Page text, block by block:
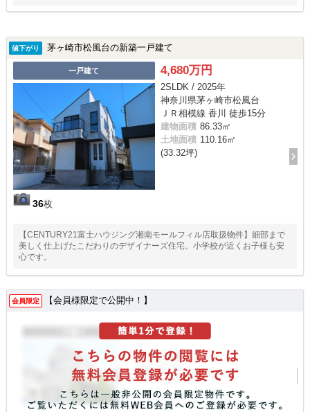
値下がり 茅ヶ崎市松風台の新築一戸建て
一戸建て
36枚
4,680万円
2SLDK / 2025年
神奈川県茅ヶ崎市松風台
ＪＲ相模線 香川 徒歩15分
建物面積 86.33㎡
土地面積 110.16㎡
(33.32坪)
【CENTURY21富士ハウジング湘南モールフィル店取扱物件】細部まで
美しく仕上げたこだわりのデザイナーズ住宅。小学校が近くお子様も安
心です。
会員限定 【会員様限定で公開中！】